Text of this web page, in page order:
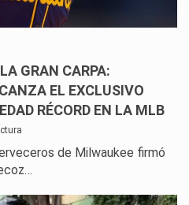
GRAN CARPA:
EL EXCLUSIVO
RÉCORD EN LA MLB
de Milwaukee firmó